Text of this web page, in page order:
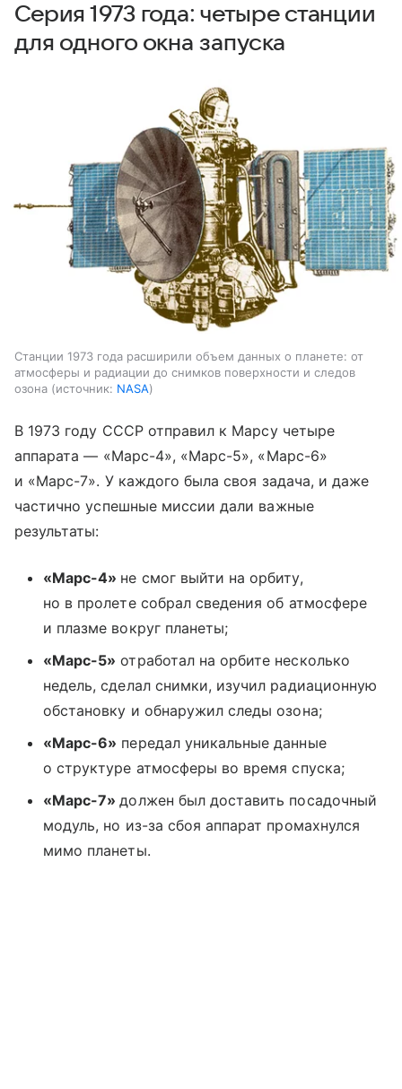
Серия 1973 года: четыре станции
для одного окна запуска
Станции 1973 года расширили объем данных о планете: от
атмосферы и радиации до снимков поверхности и следов
озона
источник: NASA
В 1973 году СССР отправил к Марсу четыре
аппарата — «Марс-4», «Марс-5», «Марс-6»
и «Марс-7». У каждого была своя задача, и даже
частично успешные миссии дали важные
результаты:
«Марс-4» не смог выйти на орбиту,
но в пролете собрал сведения об атмосфере
и плазме вокруг планеты;
«Марс-5» отработал на орбите несколько
недель, сделал снимки, изучил радиационную
обстановку и обнаружил следы озона;
«Марс-6» передал уникальные данные
о структуре атмосферы во время спуска;
«Марс-7»должен был доставить посадочный
модуль, но из-за сбоя аппарат промахнулся
мимо планеты.